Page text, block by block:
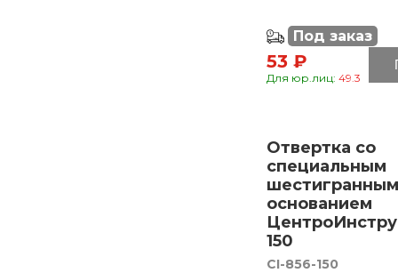
Под заказ
53 ₽
Для юр.лиц: 49.3
Отвертка со
специальным
шестигранным
основанием
150
CI-856-150